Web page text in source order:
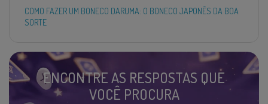
COMO FAZER UM BONECO DARUMA: O BONECO JAPONÊS DA BOA
SORTE
ENCONTRE AS RESPOSTAS QUE
VOCÊ PROCURA